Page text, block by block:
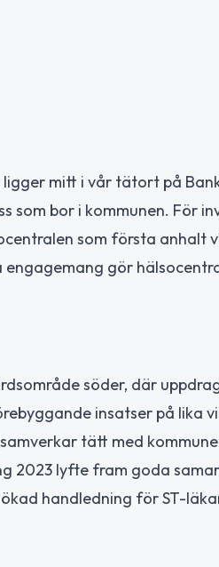
mitt i vår tätort på
bor i kommunen. För
som första anhalt
gör
söder, där
insatser på lika
tätt med
2023 lyfte fram goda
handledning för ST-